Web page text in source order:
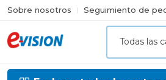
Sobre nosotros Seguimiento de
Todas las